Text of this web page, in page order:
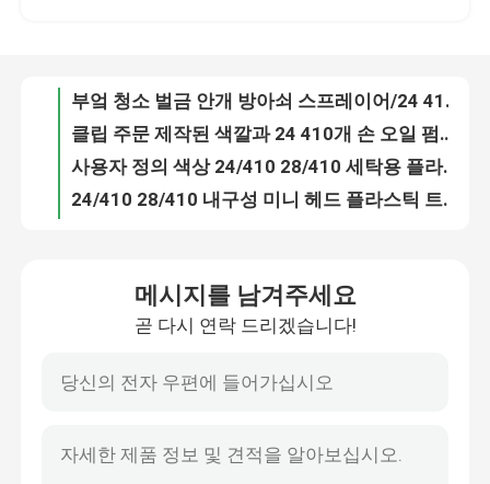
공장 여행
품질 관리
24/410 28/410 내구성 미니 헤드 플라스틱 트리거 스프레이어 펌프 부엌 정원에 병
다중 색상 24/410 28/410 큰 원자화 영역 플라스틱 안개 병 트리거 스프레이어 병
맞춤형 색상 24/410 28/410 플라스틱 트리거 스프레이어 병 씻기
메시지를 남겨주세요
곧 다시 연락 드리겠습니다!